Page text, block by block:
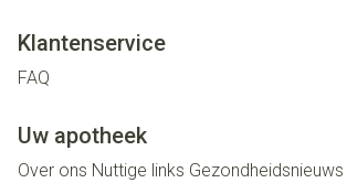
Klantenservice
FAQ
Uw apotheek
Over ons Nuttige links Gezondheidsnieuws